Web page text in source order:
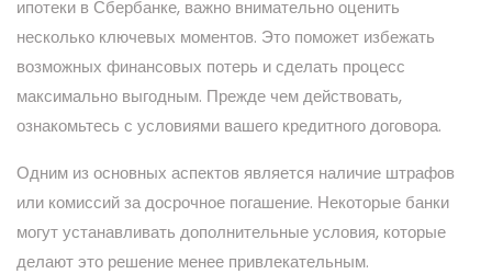
ипотеки в Сбербанке, важно внимательно оценить
несколько ключевых моментов. Это поможет избежать
возможных финансовых потерь и сделать процесс
максимально выгодным. Прежде чем действовать,
ознакомьтесь с условиями вашего кредитного договора.
Одним из основных аспектов является наличие штрафов
или комиссий за досрочное погашение. Некоторые банки
могут устанавливать дополнительные условия, которые
делают это решение менее привлекательным.